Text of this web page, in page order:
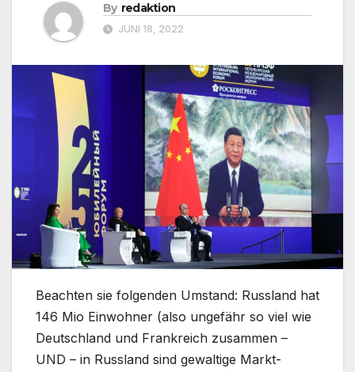
By redaktion
JUNI 18, 2022
Beachten sie folgenden Umstand: Russland hat
146 Mio Einwohner (also ungefähr so viel wie
Deutschland und Frankreich zusammen –
UND – in Russland sind gewaltige Markt-